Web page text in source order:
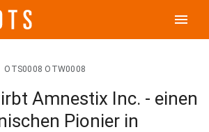
menu
OTS0008 OTW0008
Amnestix Inc. - einen
Pionier in